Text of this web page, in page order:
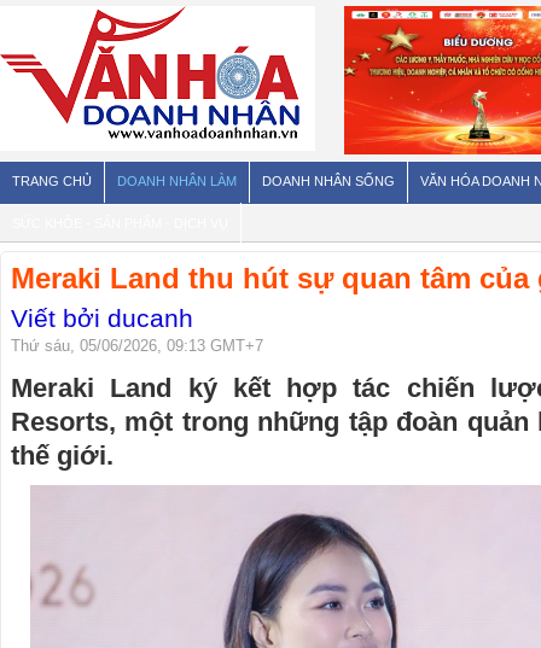
TRANG CHỦ DOANH NHÂN LÀM DOANH NHÂN SỐNG VĂN HÓA DOANH
Meraki Land thu hút sự quan tâm
Viết bởi ducanh
Thứ sáu, 05/06/2026, 09:13 GMT+7
Meraki Land ký kết hợp tác chiến
Resorts, một trong những tập đoàn quản
thế giới.